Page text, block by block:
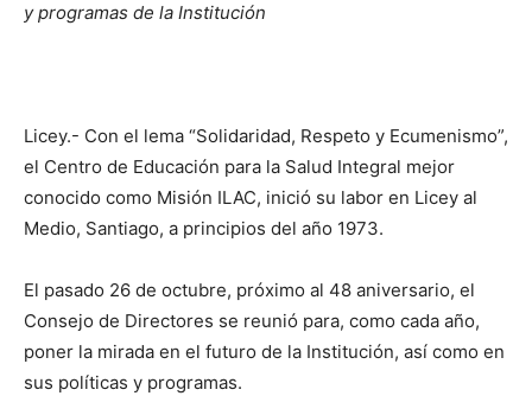
y programas de la Institución
Licey.- Con el lema “Solida­ridad, Respeto y Ecumenismo”,
el Centro de Educación para la Salud Integral mejor
conocido como Mi­sión ILAC, inició su labor en Licey al
Medio, Santiago, a principios del año 1973.
El pasado 26 de octubre, próximo al 48 aniversario, el
Consejo de Directores se reunió para, como cada año,
poner la mirada en el futuro de la Institución, así como en
sus políticas y programas.